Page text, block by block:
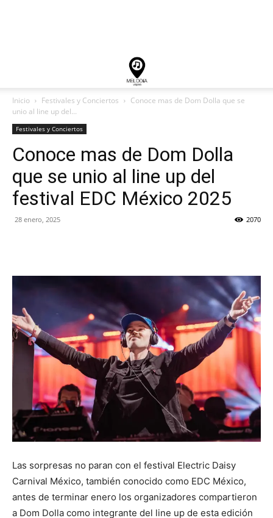
Inicio Festivales y Conciertos
Conoce mas de Dom Dolla que se
unio al line up del...
Festivales y Conciertos
Conoce mas de Dom Dolla
que se unio al line up del
festival EDC México 2025
28 enero, 2025 2070
Las sorpresas no paran con el festival Electric Daisy
Carnival México, también conocido como EDC México,
antes de terminar enero los organizadores compartieron
a Dom Dolla como integrante del line up de esta edición